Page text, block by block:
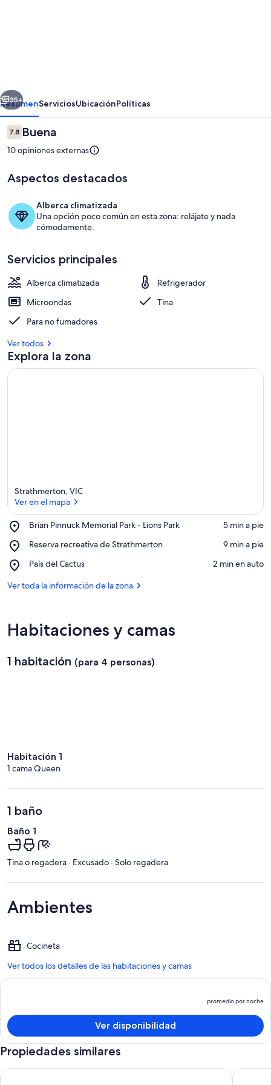
Country
Motel
Room
near
Murray
Siguiente
35+
ResumenServiciosUbicaciónPolíticas
Opiniones
7.87.8 de 10,
Buena
10 opiniones externas
Aspectos destacados
Alberca climatizada
Una opción poco común en esta zona: relájate y nada
cómodamente.
Servicios principales
Alberca climatizada
Refrigerador
Microondas
Tina
Para no fumadores
Ver todos
Explora la zona
Strathmerton, VIC
Ver en el mapa
Brian Pinnuck Memorial Park - Lions Park
Place,
Pinnuck
Park
Lions
‪5 min a pie‬
Reserva recreativa de Strathmerton
Place,
recreativa
Strathmerton
‪9 min a pie‬
País del Cactus
Place,
del
‪2 min en auto‬
Ver toda la información de la zona
Habitaciones y camas
1 habitación (para 4 personas)
Habitación 1
1 cama Queen
1 baño
Baño 1
Tina o regadera · Excusado · Solo regadera
Ambientes
Cocineta
Ver todos los detalles de las habitaciones y camas
El
promedio por noche
Ver disponibilidad
Propiedades similares
Immaculate 4 bedroom house, great for groups Murray